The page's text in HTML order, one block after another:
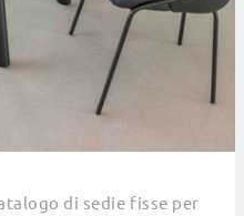
di sedie fisse per